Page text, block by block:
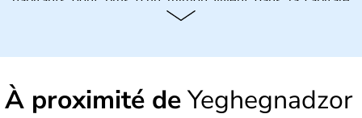
À proximité deYeghegnadzor